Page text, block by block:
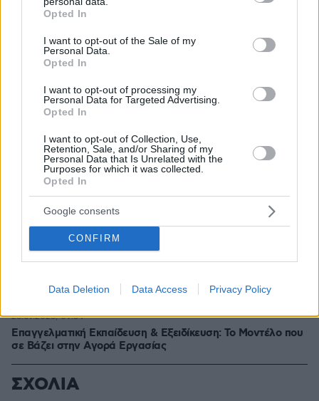
grant or deny consent to Google and its third-party tags to
use your data for below specified purposes in below Google
consent section.
Opted In
I want to opt-out of the Sale of my
Personal Data.
Opted In
I want to opt-out of processing my
Personal Data for Targeted Advertising.
Opted In
I want to opt-out of Collection, Use,
Retention, Sale, and/or Sharing of my
Personal Data that Is Unrelated with the
Purposes for which it was collected.
Opted In
Google consents
CONFIRM
Data Deletion Data Access Privacy Policy
Πώς μια απλή ιδέα εξελίχθηκε σε κορυφαίο θεσμό
ρομποτικής στην Ελλάδα
Από μαθητής, φοιτητής σε άλλη πόλη!
Επαγγελματική Εκπαίδευση & Εξειδίκευση: Το Mοντέλο που
σε Bάζει στην Aγορά Eργασίας
26.07.2026, 09:54
ΣΧΟΛΙΑ